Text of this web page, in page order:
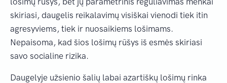
skiriasi, daugelis reikalavimų visiškai vienodi tiek itin
agresyviems, tiek ir nuosaikiems lošimams.
Nepaisoma, kad šios lošimų rūšys iš esmės skiriasi
savo socialine rizika.
Daugelyje užsienio šalių labai azartiškų lošimų rinka